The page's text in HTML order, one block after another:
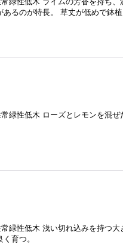
るのが特長。 草丈が低めで鉢
緑性低木 ローズとレモンを混
緑性低木 浅い切れ込みを持つ
育つ。